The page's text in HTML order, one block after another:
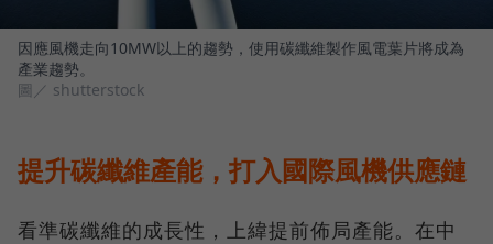
因應風機走向10MW以上的趨勢，使用碳纖維製作風電葉片將成為
產業趨勢。
圖／ shutterstock
提升碳纖維產能，打入國際風機供應鏈
看準碳纖維的成長性，上緯提前佈局產能。在中